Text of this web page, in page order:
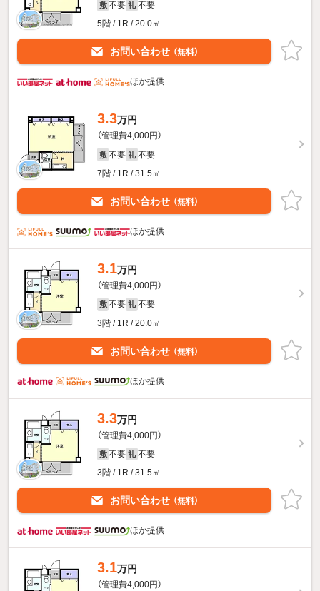
敷 不要 礼 不要
5階 / 1R / 20.0㎡
お問い合わせ （無料）
ほか提供
3.3万円
（管理費4,000円）
敷 不要 礼 不要
7階 / 1R / 31.5㎡
お問い合わせ （無料）
ほか提供
3.1万円
（管理費4,000円）
敷 不要 礼 不要
3階 / 1R / 20.0㎡
お問い合わせ （無料）
ほか提供
3.3万円
（管理費4,000円）
敷 不要 礼 不要
3階 / 1R / 31.5㎡
お問い合わせ （無料）
ほか提供
3.1万円
（管理費4,000円）